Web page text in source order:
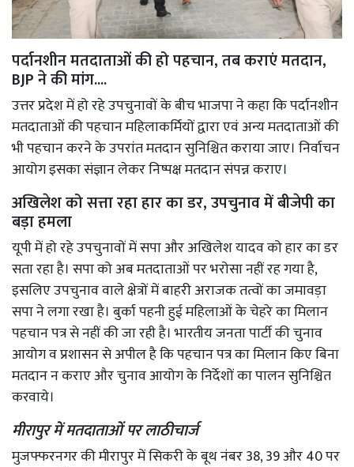
पर्दानशीन मतदाताओं की हो पहचान, तब कराएं मतदान,
BJP ने की मांग....
उत्तर प्रदेश में हो रहे उपचुनावों के बीच भाजपा ने कहा कि पर्दानशीन
मतदाताओं की पहचान महिलाकर्मियों द्वारा एवं अन्य मतदाताओं की
भी पहचान करने के उपरांत मतदान सुनिश्चित कराया जाए। निर्वाचन
आयोग इसका संज्ञान लेकर निष्पक्ष मतदान संपन्न कराए।
अखिलेश को सत्ता रहा हार का डर, उपचुनाव में बीजेपी का
बड़ा हमला
यूपी में हो रहे उपचुनावों में सपा और अखिलेश यादव को हार का डर
सता रहा है। सपा को अब मतदाताओं पर भरोसा नहीं रह गया है,
इसलिए उपचुनाव वाले क्षेत्रों में बाहरी अराजक तत्वों का जमावड़ा
सपा ने लगा रखा है। बुर्का पहनी हुई महिलाओं के चेहरे का मिलान
पहचान पत्र से नहीं की जा रही है। भारतीय जनता पार्टी की चुनाव
आयोग व प्रशासन से अपील है कि पहचान पत्र का मिलान किए बिना
मतदान न कराए और चुनाव आयोग के निर्देशों का पालन सुनिश्चित
करवाये।
मीरापुर में मतदाताओं पर लाठीचार्ज
मुजफ्फरनगर की मीरापुर में सिकरी के बूथ नंबर 38, 39 और 40 पर